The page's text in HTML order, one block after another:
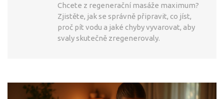
Chcete z regenerační masáže maximum?
Zjistěte, jak se správně připravit, co jíst,
proč pít vodu a jaké chyby vyvarovat, aby
svaly skutečně zregenerovaly.